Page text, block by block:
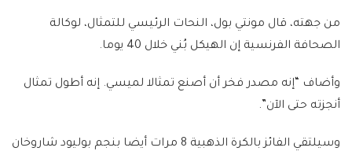
من جهته، قال مونتي بول، النحات الرئيسي للتمثال، لوكالة
الصحافة الفرنسية إن الهيكل بُني خلال 40 يوما.
وأضاف “إنه مصدر فخر أن أصنع تمثالا لميسي. إنه أطول تمثال
أنجزته حتى الآن”.
وسيلتقي الفائز بالكرة الذهبية 8 مرات أيضا بنجم بوليود شاروخان